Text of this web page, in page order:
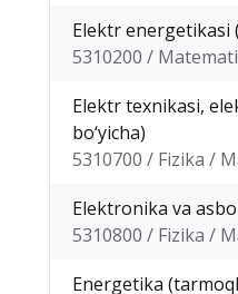
Elektr energetikasi
5310200 /
Elektr texnikasi,
bo‘yicha)
5310700 / Fizika /
Elektronika va
5310800 / Fizika /
Energetika